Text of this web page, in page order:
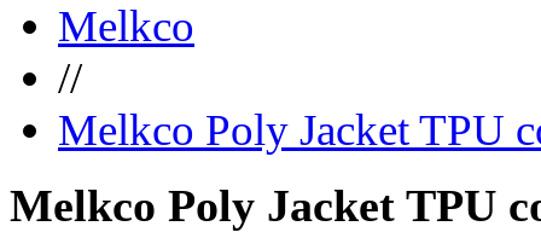
Melkco
//
Melkco Poly Jacket TPU
Melkco Poly Jacket TPU